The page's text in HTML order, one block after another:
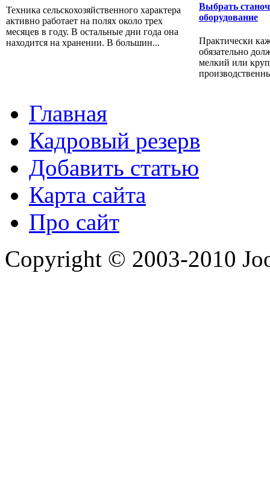
Техника сельскохозяйственного характера
активно работает на полях около трех
месяцев в году. В остальные дни года она
находится на хранении. В большин...
Выбрать
оборудование
Практически
обязательно
мелкий или
Главная
Кадровый резерв
Добавить статью
Карта сайта
Про сайт
Copyright © 2003-2010